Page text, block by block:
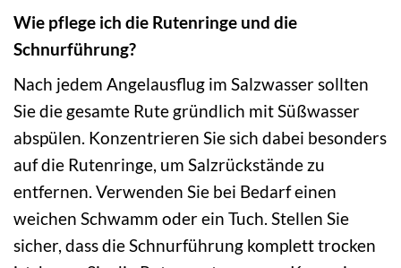
Wie pflege ich die Rutenringe und die
Schnurführung?
Nach jedem Angelausflug im Salzwasser sollten
Sie die gesamte Rute gründlich mit Süßwasser
abspülen. Konzentrieren Sie sich dabei besonders
auf die Rutenringe, um Salzrückstände zu
entfernen. Verwenden Sie bei Bedarf einen
weichen Schwamm oder ein Tuch. Stellen Sie
sicher, dass die Schnurführung komplett trocken